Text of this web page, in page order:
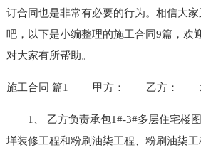
订合同也是非常有必要的行为。相信大
吧，以下是小编整理的施工合同9篇，欢
对大家有所帮助。
施工合同 篇1 甲方： 乙方：
1、 乙方负责承包1#-3#多层住宅楼
垟装修工程和粉刷油柒工程、粉刷油柒